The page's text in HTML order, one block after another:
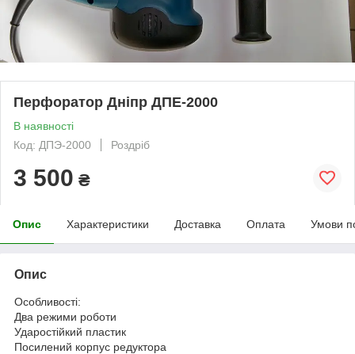
Перфоратор Дніпр ДПЕ-2000
В наявності
Код: ДПЭ-2000
Роздріб
3 500 ₴
Опис Характеристики Доставка Оплата Умови
Опис
Особливості:
Два режими роботи
Ударостійкий пластик
Посилений корпус редуктора